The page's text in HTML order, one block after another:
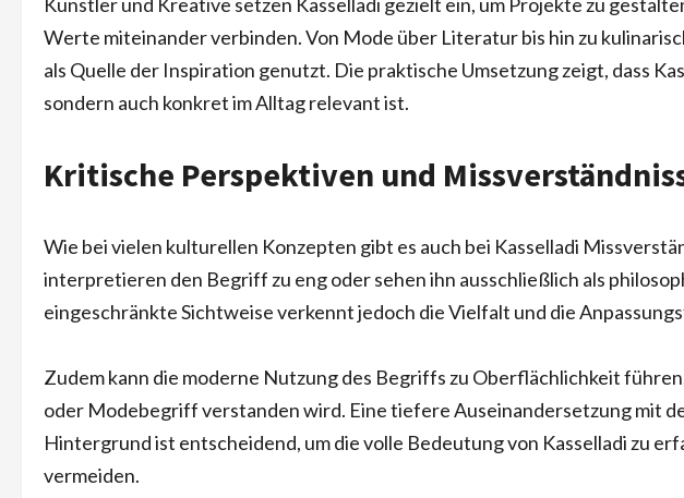
Werte miteinander verbinden. Von Mode über Literatur bis hin zu
als Quelle der Inspiration genutzt. Die praktische Umsetzung zeigt, dass
sondern auch konkret im Alltag relevant ist.
Kritische Perspektiven und
Wie bei vielen kulturellen Konzepten gibt es auch bei Kasselladi
interpretieren den Begriff zu eng oder sehen ihn ausschließlich als
eingeschränkte Sichtweise verkennt jedoch die Vielfalt und die
Zudem kann die moderne Nutzung des Begriffs zu Oberflächlichkeit
oder Modebegriff verstanden wird. Eine tiefere Auseinandersetzung mit
Hintergrund ist entscheidend, um die volle Bedeutung von Kasselladi zu
vermeiden.